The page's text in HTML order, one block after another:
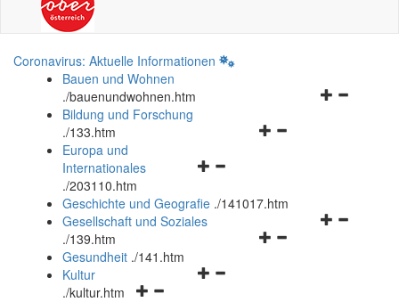
Coronavirus: Aktuelle Informationen
Bauen und Wohnen
./bauenundwohnen.htm
Navigationsmenü
Bildung und Forschung
./133.htm
Navigationsmenü
und
schließen
Europa und
Internationales
./203110.htm
Geschichte und Geografie ./141017.htm
Navigationsmenü
Gesellschaft und Soziales
./139.htm
Navigationsmenü
Gesundheit ./141.htm
Navigationsmenü
Kultur
./kultur.htm